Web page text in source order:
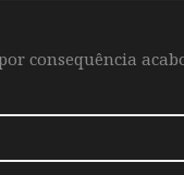
consequência